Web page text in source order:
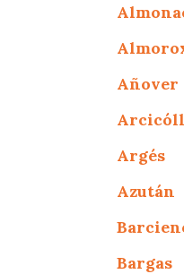
Añover
Argés
Azután
Bargas